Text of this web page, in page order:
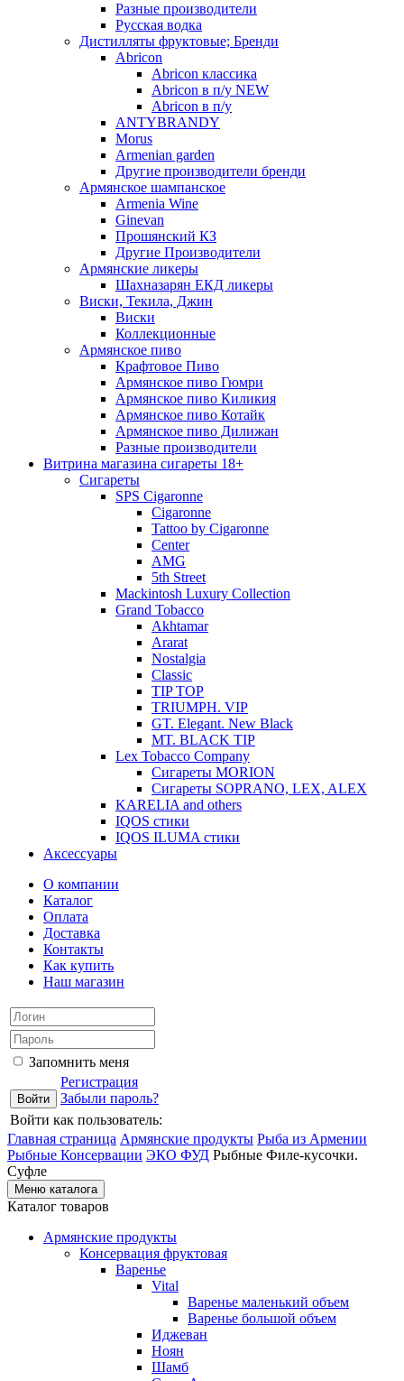
Разные производители
Русская водка
Дистилляты фруктовые; Бренди
Abricon
Abricon классика
Abricon в п/у NEW
Abricon в п/у
ANTYBRANDY
Morus
Armenian garden
Другие производители бренди
Армянское шампанское
Armenia Wine
Ginevan
Прошянский КЗ
Другие Производители
Армянские ликеры
Шахназарян ЕКД ликеры
Виски, Текила, Джин
Виски
Коллекционные
Армянское пиво
Крафтовое Пиво
Армянское пиво Гюмри
Армянское пиво Киликия
Армянское пиво Котайк
Армянское пиво Дилижан
Разные производители
Витрина магазина сигареты 18+
Cигареты
SPS Cigaronne
Сigaronne
Tattoo by Cigaronne
Center
AMG
5th Street
Mackintosh Luxury Collection
Grand Tobacco
Akhtamar
Ararat
Nostalgia
Classic
TIP TOP
TRIUMPH. VIP
GT. Elegant. New Black
MT. BLACK TIP
Lex Tobacco Company
Сигареты MORION
Сигареты SOPRANO, LEX, ALEX
KARELIA and others
IQOS стики
IQOS ILUMA стики
Аксессуары
О компании
Каталог
Оплата
Доставка
Контакты
Как купить
Наш магазин
Запомнить меня
Регистрация
Забыли пароль?
Войти как пользователь:
Главная страница Армянские продукты Рыба из Армении
Рыбные Консервации ЭКО ФУД Рыбные Филе-кусочки.
Суфле
Меню каталога
Каталог товаров
Армянские продукты
Консервация фруктовая
Варенье
Vital
Варенье маленький объем
Варенье большой объем
Иджеван
Ноян
Шамб